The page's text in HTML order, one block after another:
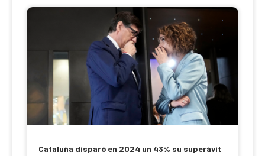
Cataluña disparó en 2024 un 43% su superávit